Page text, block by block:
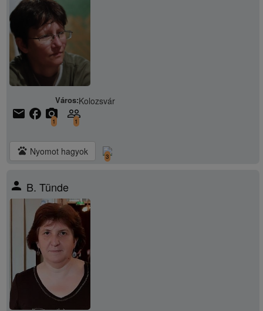
Város:Kolozsvár
email facebook camera_alt
1
people_outline
1
pets Nyomot hagyok 3
person B. Tünde